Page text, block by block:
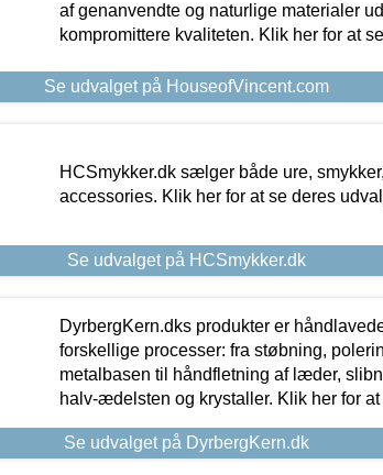
af genanvendte og naturlige materialer
kompromittere kvaliteten. Klik her for at
Se udvalget på HouseofVincent.com
HCSmykker.dk sælger både ure,
accessories. Klik her for at se deres
Se udvalget på HCSmykker.dk
DyrbergKern.dks produkter er
forskellige processer: fra støbning,
metalbasen til håndfletning af læder,
halv-ædelsten og krystaller. Klik her for
Se udvalget på DyrbergKern.dk